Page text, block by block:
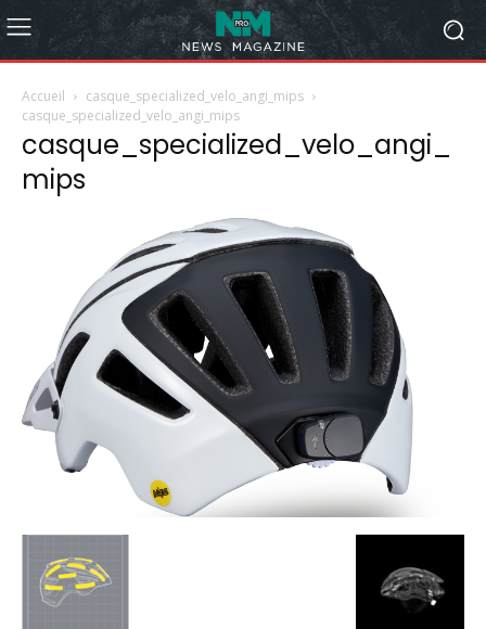
Accueil
casque_specialized_velo_angi_mips
casque_specialized_velo_angi_mips
casque_specialized_velo_angi_
mips